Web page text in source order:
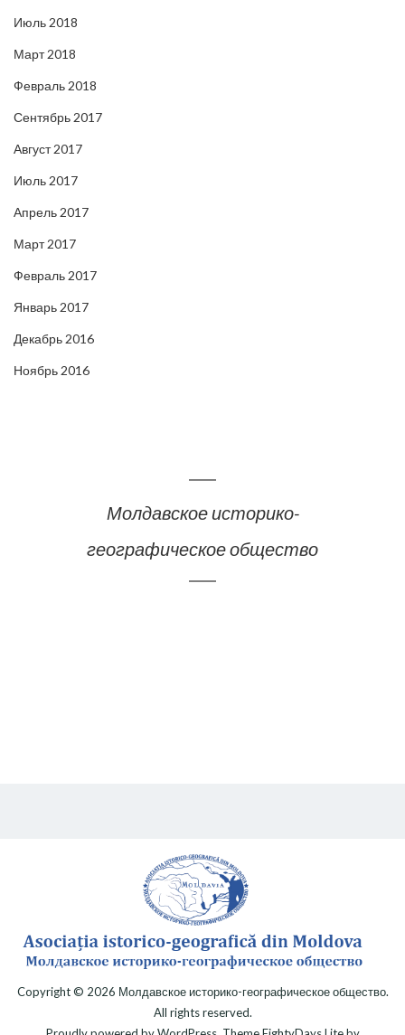
Июль 2018
Март 2018
Февраль 2018
Сентябрь 2017
Август 2017
Июль 2017
Апрель 2017
Март 2017
Февраль 2017
Январь 2017
Декабрь 2016
Ноябрь 2016
Молдавское историко-
географическое общество
Copyright © 2026 Молдавское историко-географическое общество.
All rights reserved.